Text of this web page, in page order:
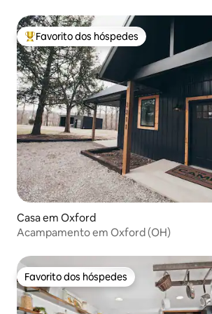
Favoritos dos hóspedes mais apreciados
Favorito dos hóspedes
Casa em Oxford
Acampamento em Oxford (OH)
Favorito dos hóspedes
Favorito dos hóspedes